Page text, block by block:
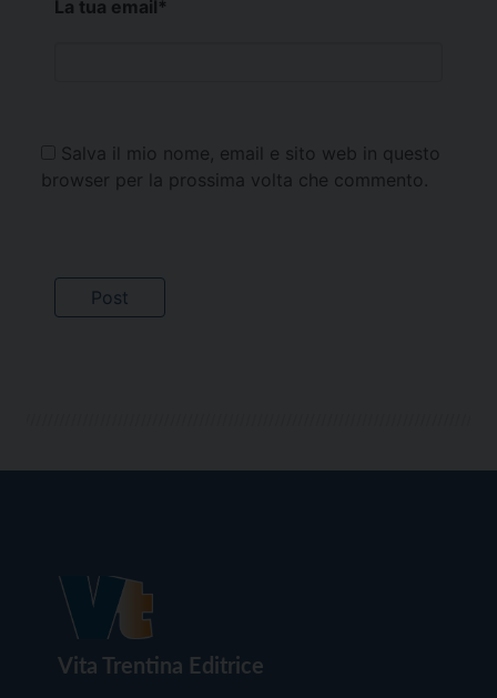
La tua email*
Salva il mio nome, email e sito web in questo
browser per la prossima volta che commento.
Vita Trentina Editrice